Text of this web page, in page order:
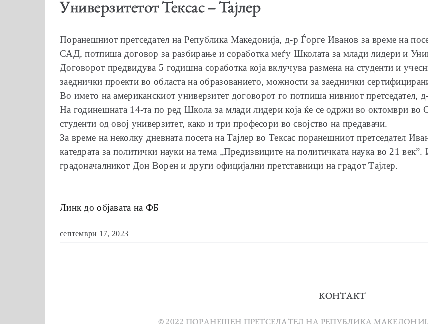
Универзитетот Тексас – Тајлер
Поранешниот претседател на Република Македонија, д-р Ѓорге Иванов за време на
САД, потпиша договор за разбирање и соработка меѓу Школата за млади лидери и
Договорот предвидува 5 годишна соработка која вклучува размена на студенти и
заеднички проекти во областа на образованието, можности за заеднички
Во името на американскиот универзитет договорот го потпиша нивниот претседател,
На годинешната 14-та по ред Школа за млади лидери која ќе се одржи во октомври во
студенти од овој универзитет, како и три професори во својство на предавачи.
За време на неколку дневната посета на Тајлер во Тексас поранешниот претседател
катедрата за политички науки на тема „Предизвиците на политичката наука во 21 век”.
градоначалникот Дoн Ворен и други официјални претставници на градот Тајлер.
Линк до објавата на ФБ
септември 17, 2023
КОНТАКТ